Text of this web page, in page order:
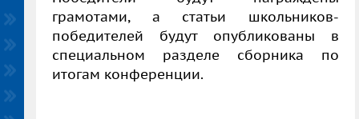
грамотами, а статьи школьников-
победителей будут опубликованы в
специальном разделе сборника по
итогам конференции.